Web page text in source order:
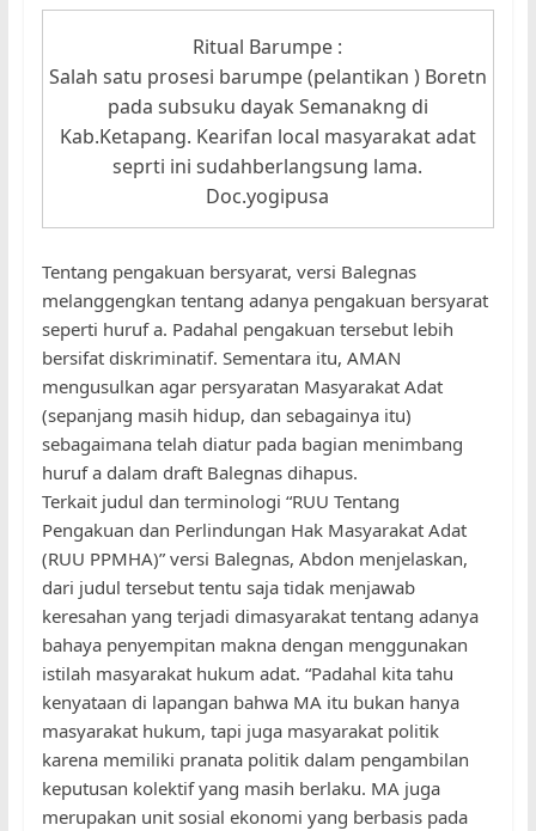
Ritual Barumpe :
Salah satu prosesi barumpe (pelantikan ) Boretn
pada subsuku dayak Semanakng di
Kab.Ketapang. Kearifan local masyarakat adat
seprti ini sudahberlangsung lama.
Doc.yogipusa
Tentang pengakuan bersyarat, versi Balegnas
melanggengkan tentang adanya pengakuan bersyarat
seperti huruf a. Padahal pengakuan tersebut lebih
bersifat diskriminatif. Sementara itu, AMAN
mengusulkan agar persyaratan Masyarakat Adat
(sepanjang masih hidup, dan sebagainya itu)
sebagaimana telah diatur pada bagian menimbang
huruf a dalam draft Balegnas dihapus.
Terkait judul dan terminologi “RUU Tentang
Pengakuan dan Perlindungan Hak Masyarakat Adat
(RUU PPMHA)” versi Balegnas, Abdon menjelaskan,
dari judul tersebut tentu saja tidak menjawab
keresahan yang terjadi dimasyarakat tentang adanya
bahaya penyempitan makna dengan menggunakan
istilah masyarakat hukum adat. “Padahal kita tahu
kenyataan di lapangan bahwa MA itu bukan hanya
masyarakat hukum, tapi juga masyarakat politik
karena memiliki pranata politik dalam pengambilan
keputusan kolektif yang masih berlaku. MA juga
merupakan unit sosial ekonomi yang berbasis pada